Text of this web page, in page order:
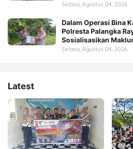
Selasa, Agustus 04, 2026
Dalam Operasi Bina
Polresta Palangka
Sosialisasikan
Selasa, Agustus 04, 2026
Latest